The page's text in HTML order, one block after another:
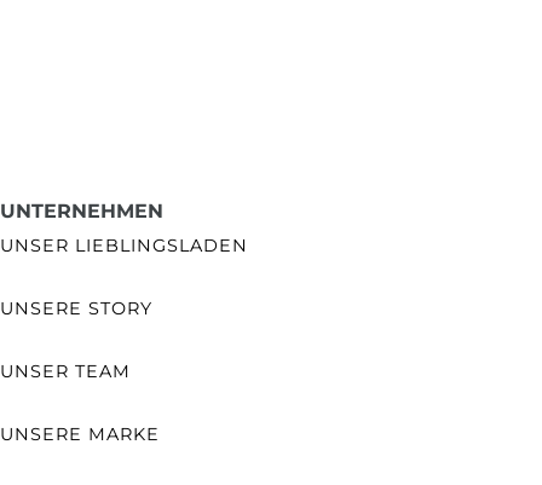
UNTERNEHMEN
UNSER LIEBLINGSLADEN
UNSERE STORY
UNSER TEAM
UNSERE MARKE